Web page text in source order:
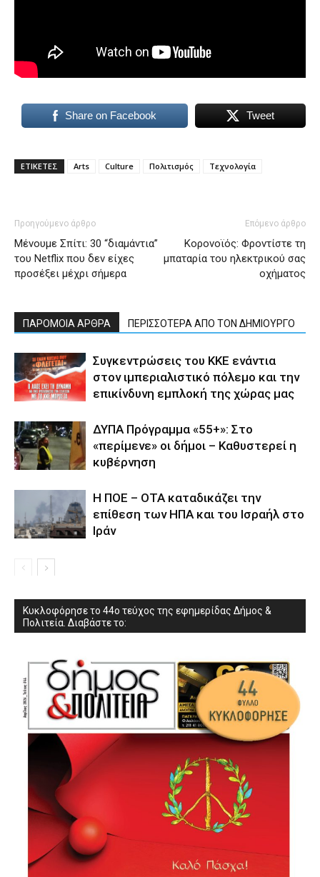
Share on Facebook Tweet
ΕΤΙΚΕΤΕΣ Arts Culture Πολιτισμός Τεχνολογία
Προηγούμενο άρθρο
Μένουμε Σπίτι: 30 “διαμάντια”
του Netflix που δεν είχες
προσέξει μέχρι σήμερα
Επόμενο άρθρο
Κορoνοϊός: Φροντίστε τη
μπαταρία του ηλεκτρικού σας
οχήματος
ΠΑΡΟΜΟΙΑ ΑΡΘΡΑ ΠΕΡΙΣΣΟΤΕΡΑ ΑΠΟ ΤΟΝ ΔΗΜΙΟΥΡΓΟ
Συγκεντρώσεις του ΚΚΕ ενάντια
στον ιμπεριαλιστικό πόλεμο και την
επικίνδυνη εμπλοκή της χώρας μας
ΔΥΠΑ Πρόγραμμα «55+»: Στο
«περίμενε» οι δήμοι – Καθυστερεί η
κυβέρνηση
Η ΠΟΕ – ΟΤΑ καταδικάζει την
επίθεση των ΗΠΑ και του Ισραήλ στο
Ιράν
Κυκλοφόρησε το 44ο τεύχος της εφημερίδας Δήμος &
Πολιτεία. Διαβάστε το: